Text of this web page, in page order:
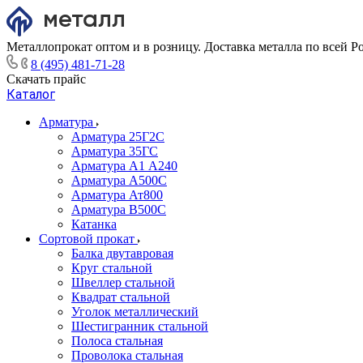
Металлопрокат оптом и в розницу. Доставка металла по всей
8 (495) 481-71-28
Скачать прайс
Каталог
Арматура
Арматура 25Г2С
Арматура 35ГС
Арматура А1 А240
Арматура А500С
Арматура Ат800
Арматура В500С
Катанка
Сортовой прокат
Балка двутавровая
Круг стальной
Швеллер стальной
Квадрат стальной
Уголок металлический
Шестигранник стальной
Полоса стальная
Проволока стальная